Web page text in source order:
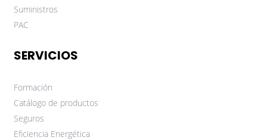
Suministros
PAC
SERVICIOS
Formación
Catálogo de productos
Seguros
Eficiencia Energética